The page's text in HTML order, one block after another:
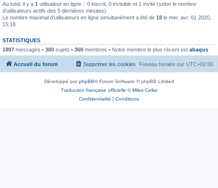
Au total, il y a 1 utilisateur en ligne :: 0 inscrit, 0 invisible et 1 invité (selon le nombre
d’utilisateurs actifs des 5 dernières minutes)
Le nombre maximal d’utilisateurs en ligne simultanément a été de 18 le mer. avr. 01 2020,
15:18
STATISTIQUES
1897 messages • 380 sujets • 368 membres • Notre membre le plus récent est abaqus
Accueil du forum Fuseau horaire sur UTC+02:00
Supprimer les cookies
Développé parphpBB® Forum Software © phpBB Limited
Traduction française officielle ©Miles Cellar
Confidentialité | Conditions